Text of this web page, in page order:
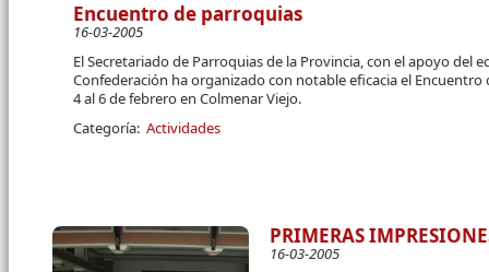
Encuentro de parroquias
16-03-2005
El Secretariado de Parroquias de la Provincia, con el apoyo del
Confederación ha organizado con notable eficacia el Encuentro
4 al 6 de febrero en Colmenar Viejo.
Categoría: Actividades
PRIMERAS
16-03-2005